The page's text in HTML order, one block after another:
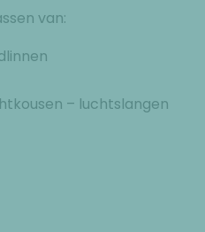
van:
– luchtslangen